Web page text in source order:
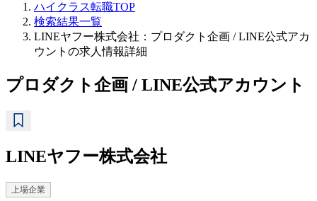
ハイクラス転職TOP
検索結果一覧
LINEヤフー株式会社：プロダクト企画 / LINE公式アカ
ウントの求人情報詳細
プロダクト企画 / LINE公式アカウント
LINEヤフー株式会社
上場企業